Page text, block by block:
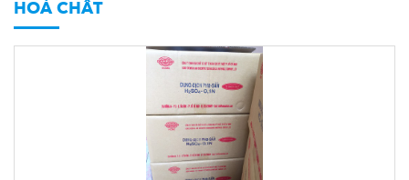
HOÁ CHẤT